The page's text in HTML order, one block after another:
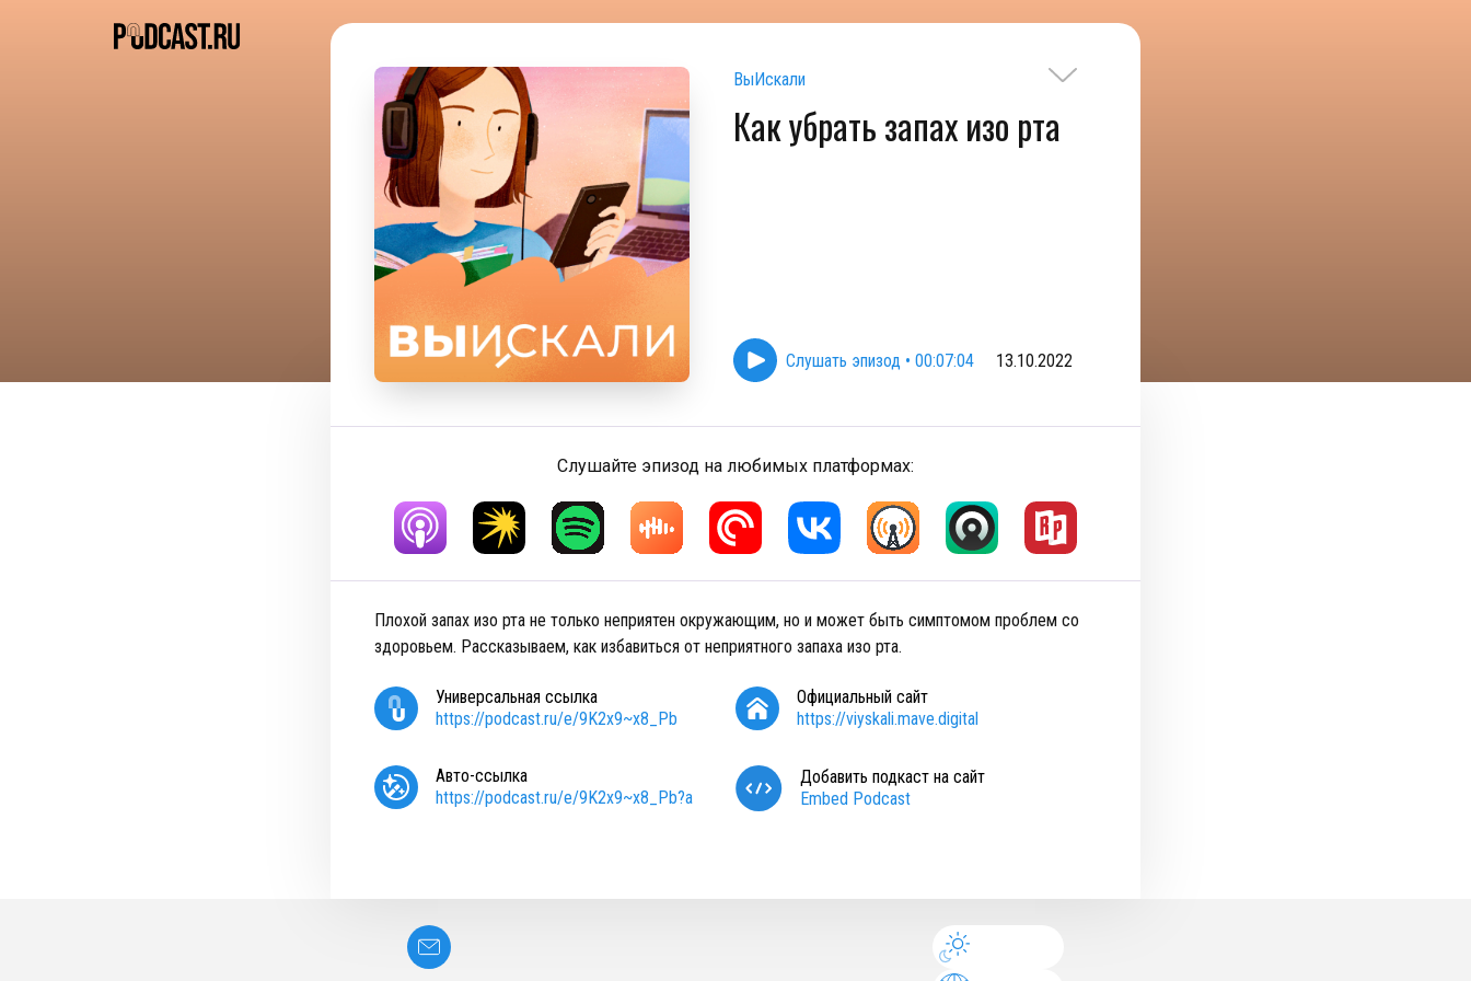
ВыИскали
Как убрать запах изо рта
Слушать эпизод • 00:07:04 13.10.2022
Слушайте эпизод на любимых платформах:
Плохой запах изо рта не только неприятен окружающим, но и может быть симптомом проблем со
здоровьем. Рассказываем, как избавиться от неприятного запаха изо рта.
Универсальная ссылка
https://podcast.ru/e/9K2x9~x8_Pb
Официальный сайт
https://viyskali.mave.digital
Авто-ссылка
https://podcast.ru/e/9K2x9~x8_Pb?a
Добавить подкаст на сайт
Embed Podcast